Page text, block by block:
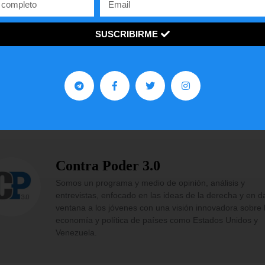
(@lalogitud)November 20, 2022
artículo? Co mp
Contra Poder 3.0
Somos un programa y medio de opinión, análisis y
entrevistas, enfocado en las ideas de la derecha y en
ventana a los jóvenes con una visión innovadora sobre
economía y política de países como Estados Unidos y
Venezuela.
SUSCRIBIRME